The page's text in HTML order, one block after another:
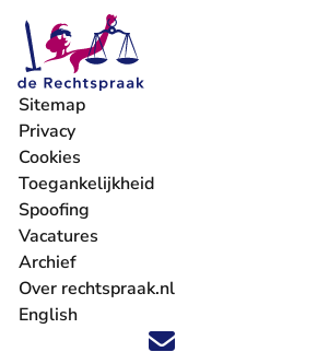
Volg ons op X (Twitter) - U verlaat
Volg ons op Facebook - U verlaat
Volg ons op Instagram - U
Volg ons op Youtube - U
Volg ons op LinkedIn -
'Blijf op de hoogte'
Sitemap
Privacy
Cookies
Toegankelijkheid
Spoofing
Vacatures
- U verlaat Rechtspraak.nl
Archief
Over rechtspraak.nl
English